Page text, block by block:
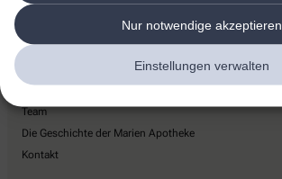
Nur notwendige akzeptieren
Einstellungen verwalten
Über uns
Team
Die Geschichte der Marien Apotheke
Kontakt